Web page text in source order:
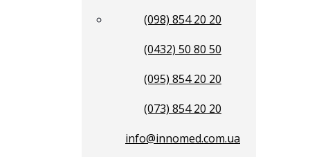
(098) 854 20 20
(0432) 50 80 50
(095) 854 20 20
(073) 854 20 20
info@innomed.com.ua